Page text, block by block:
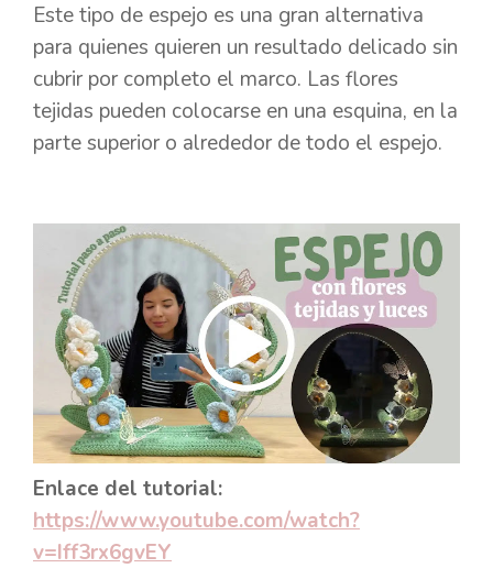
Este tipo de espejo es una gran alternativa
para quienes quieren un resultado delicado sin
cubrir por completo el marco. Las flores
tejidas pueden colocarse en una esquina, en la
parte superior o alrededor de todo el espejo.
Enlace del tutorial:
https://www.youtube.com/watch?
v=Iff3rx6gvEY